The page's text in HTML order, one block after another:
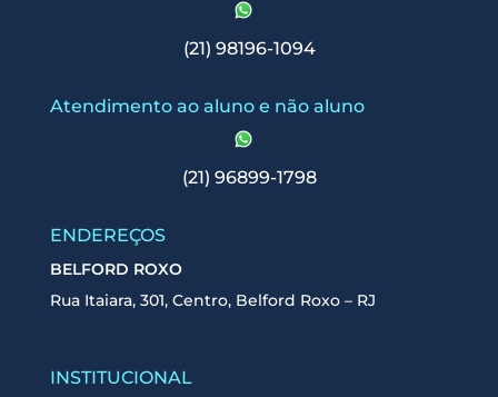
(21) 98196-1094
Atendimento ao aluno e não aluno
(21) 96899-1798
ENDEREÇOS
BELFORD ROXO
Rua Itaiara, 301, Centro, Belford Roxo – RJ
INSTITUCIONAL